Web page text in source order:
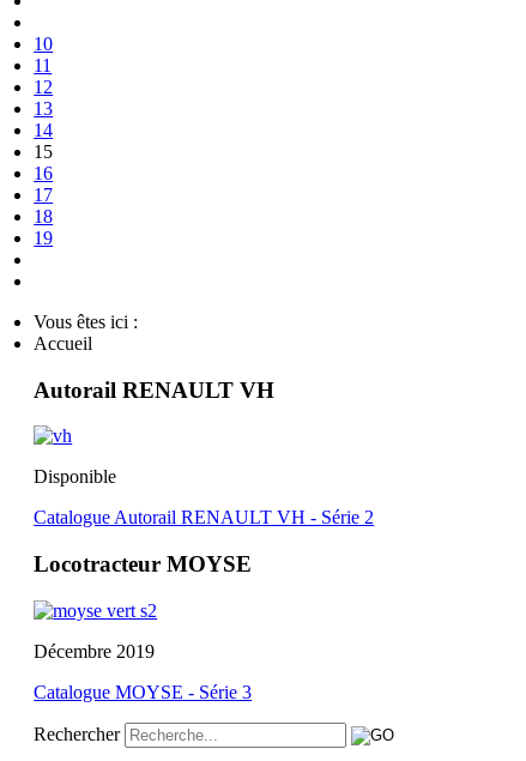
10
11
12
13
14
15
16
17
18
19
Vous êtes ici :
Accueil
Autorail RENAULT VH
Disponible
Catalogue Autorail RENAULT VH - Série 2
Locotracteur MOYSE
Décembre 2019
Catalogue MOYSE - Série 3
Rechercher